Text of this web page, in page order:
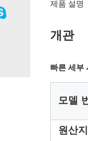
제품 설명
개관
빠른 세부
모델
원산